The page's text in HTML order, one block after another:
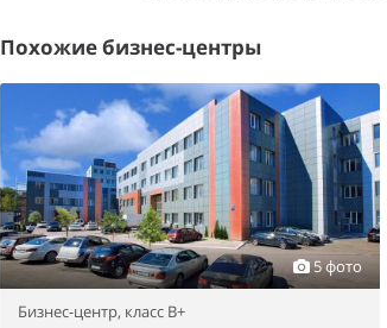
Похожие бизнес-центры
5 фото
Бизнес-центр, класс B+